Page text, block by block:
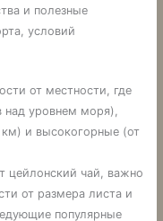
и полезные
условий
от местности, где
над уровнем моря),
и высокогорные (от
цейлонский чай, важно
от размера листа и
популярные